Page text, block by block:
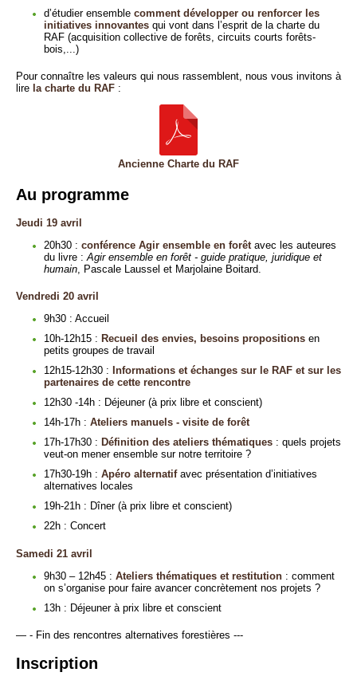
d’étudier ensemblecomment développer ou renforcer les
initiatives innovantes qui vont dans l’esprit de la charte du
RAF (acquisition collective de forêts, circuits courts forêts-
bois,...)
Pour connaître les valeurs qui nous rassemblent, nous vous invitons à
lire la charte du RAF :
Ancienne Charte du RAF
Au programme
Jeudi 19 avril
20h30 : conférence Agir ensemble en forêt avec les auteures
du livre : Agir ensemble en forêt - guide pratique, juridique et
humain, Pascale Laussel et Marjolaine Boitard.
Vendredi 20 avril
9h30 : Accueil
10h-12h15 : Recueil des envies, besoins propositionsen
petits groupes de travail
12h15-12h30 : Informations et échanges sur le RAF et sur les
partenaires de cette rencontre
12h30 -14h : Déjeuner (à prix libre et conscient)
14h-17h : Ateliers manuels - visite de forêt
17h-17h30 : Définition des ateliers thématiques: quels projets
veut-on mener ensemble sur notre territoire ?
17h30-19h : Apéro alternatifavec présentation d’initiatives
alternatives locales
19h-21h : Dîner (à prix libre et conscient)
22h : Concert
Samedi 21 avril
9h30 – 12h45 : Ateliers thématiques et restitution: comment
on s’organise pour faire avancer concrètement nos projets ?
13h : Déjeuner à prix libre et conscient
— - Fin des rencontres alternatives forestières ---
Inscription